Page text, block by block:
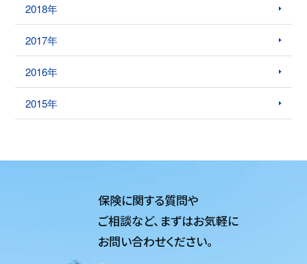
2018年
2017年
2016年
2015年
保険に関する質問や
ご相談など、 まずはお気軽に
お問い合わせください。